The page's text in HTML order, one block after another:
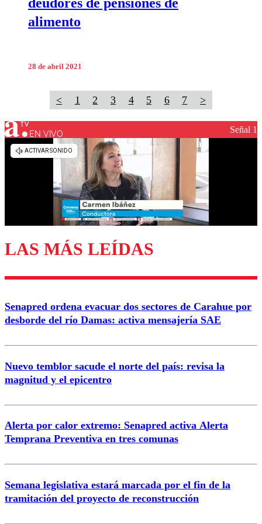
deudores de pensiones de
alimento
28 de abril 2021
< 1 2 3 4 5 6 7 >
EN VIVO Señal 1
LAS MÁS LEÍDAS
Senapred ordena evacuar dos sectores de Carahue por
desborde del río Damas: activa mensajería SAE
Nuevo temblor sacude el norte del país: revisa la
magnitud y el epicentro
Alerta por calor extremo: Senapred activa Alerta
Temprana Preventiva en tres comunas
Semana legislativa estará marcada por el fin de la
tramitación del proyecto de reconstrucción